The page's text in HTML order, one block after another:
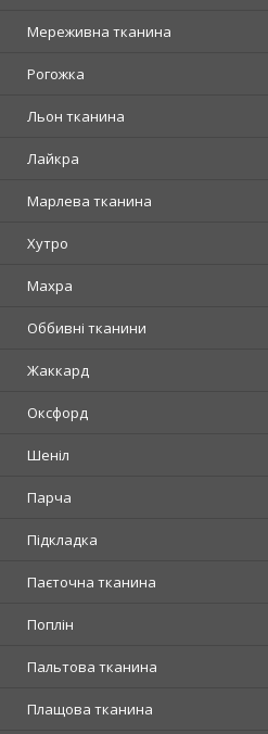
Мереживна тканина
Рогожка
Льон тканина
Лайкра
Марлева тканина
Хутро
Махра
Оббивні тканини
Жаккард
Оксфорд
Шеніл
Парча
Підкладка
Паєточна тканина
Поплін
Пальтова тканина
Плащова тканина